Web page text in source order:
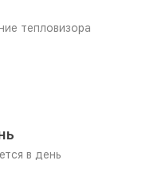
тепловизора
в день